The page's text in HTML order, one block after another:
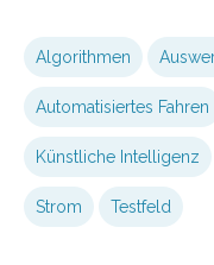
Algorithmen
Automatisiertes Fahren
Künstliche Intelligenz
Strom Testfeld